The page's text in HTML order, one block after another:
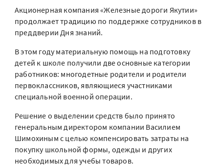
Акционерная компания «Железные дороги Якутии»
продолжает традицию по поддержке сотрудников в
преддверии Дня знаний.
В этом году материальную помощь на подготовку
детей к школе получили две основные категории
работников: многодетные родители и родители
первоклассников, являющиеся участниками
специальной военной операции.
Решение о выделении средств было принято
генеральным директором компании Василием
Шимохиным с целью компенсировать затраты на
покупку школьной формы, одежды и других
необходимых для учебы товаров.